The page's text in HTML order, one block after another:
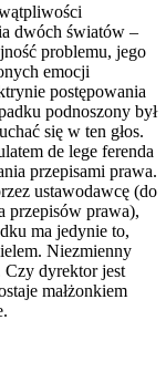
dwóch światów –
problemu, jego
emocji
postępowania
podnoszony był
się w ten głos.
de lege ferenda
przepisami prawa.
ustawodawcę (do
przepisów prawa),
ma jedynie to,
Niezmienny
Czy dyrektor jest
małżonkiem